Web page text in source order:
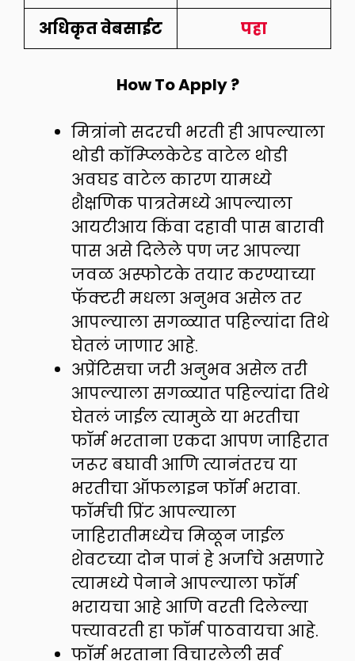
अधिकृत वेबसाईट पहा
How To Apply ?
मित्रांनो सदरची भरती ही आपल्याला
थोडी कॉम्प्लिकेटेड वाटेल थोडी
अवघड वाटेल कारण यामध्ये
शैक्षणिक पात्रतेमध्ये आपल्याला
आयटीआय किंवा दहावी पास बारावी
पास असे दिलेले पण जर आपल्या
जवळ अस्फोटके तयार करण्याच्या
फॅक्टरी मधला अनुभव असेल तर
आपल्याला सगळ्यात पहिल्यांदा तिथे
घेतलं जाणार आहे.
अप्रेंटिसचा जरी अनुभव असेल तरी
आपल्याला सगळ्यात पहिल्यांदा तिथे
घेतलं जाईल त्यामुळे या भरतीचा
फॉर्म भरताना एकदा आपण जाहिरात
जरूर बघावी आणि त्यानंतरच या
भरतीचा ऑफलाइन फॉर्म भरावा.
फॉर्मची प्रिंट आपल्याला
जाहिरातीमध्येच मिळून जाईल
शेवटच्या दोन पानं हे अर्जाचे असणारे
त्यामध्ये पेनाने आपल्याला फॉर्म
भरायचा आहे आणि वरती दिलेल्या
पत्त्यावरती हा फॉर्म पाठवायचा आहे.
फॉर्म भरताना विचारलेली सर्व